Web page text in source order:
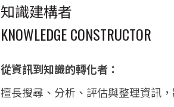
知識建構者
KNOWLEDGE CONSTRUCTOR
從資訊到知識的轉化者：
擅長搜尋、分析、評估與整理資訊